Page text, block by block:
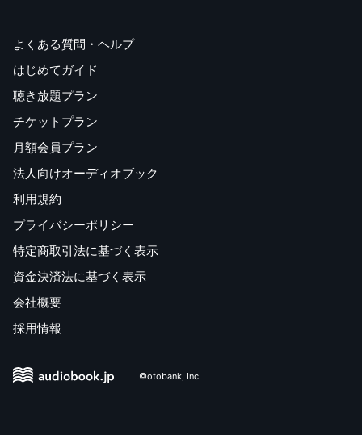
よくある質問・ヘルプ
はじめてガイド
聴き放題プラン
チケットプラン
月額会員プラン
法人向けオーディオブック
利用規約
プライバシーポリシー
特定商取引法に基づく表示
資金決済法に基づく表示
会社概要
採用情報
©otobank, Inc.